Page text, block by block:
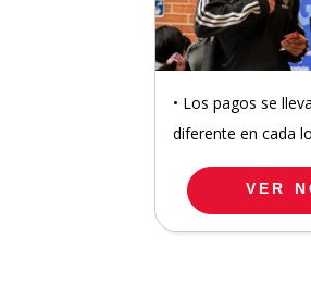
• Los pagos se
diferente en cada
VER